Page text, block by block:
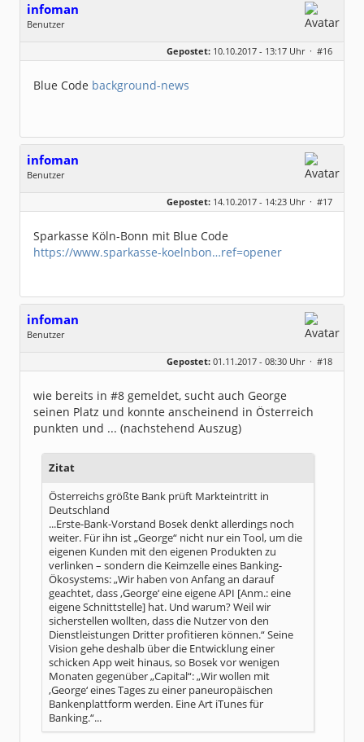
infoman
Benutzer
Dabei seit:
06 / 2008
Gepostet: 10.10.2017 - 13:17 Uhr · #16
Blue Code background-news
infoman
Benutzer
Geschlecht:
Dabei seit:
06 / 2008
Gepostet: 14.10.2017 - 14:23 Uhr · #17
Sparkasse Köln-Bonn mit Blue Code
https://www.sparkasse-koelnbon…ref=opener
infoman
Benutzer
Dabei seit:
06 / 2008
Gepostet: 01.11.2017 - 08:30 Uhr · #18
wie bereits in #8 gemeldet, sucht auch George
seinen Platz und konnte anscheinend in Österreich
punkten und ... (nachstehend Auszug)
Zitat
Österreichs größte Bank prüft Markteintritt in
Deutschland
...Erste-Bank-Vorstand Bosek denkt allerdings noch
weiter. Für ihn ist „George“ nicht nur ein Tool, um die
eigenen Kunden mit den eigenen Produkten zu
verlinken – sondern die Keimzelle eines Banking-
Ökosystems: „Wir haben von Anfang an darauf
geachtet, dass ‚George‘ eine eigene API [Anm.: eine
eigene Schnittstelle] hat. Und warum? Weil wir
sicherstellen wollten, dass die Nutzer von den
Dienstleistungen Dritter profitieren können.“ Seine
Vision gehe deshalb über die Entwicklung einer
schicken App weit hinaus, so Bosek vor wenigen
Monaten gegenüber „Capital“: „Wir wollen mit
‚George‘ eines Tages zu einer paneuropäischen
Bankenplattform werden. Eine Art iTunes für
Banking.“...